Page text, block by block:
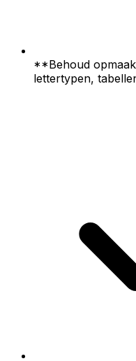
**Behoud
lettertypen,